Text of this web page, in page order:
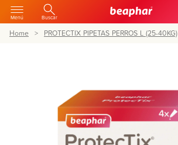
Menú Buscar
Home PROTECTIX PIPETAS PERROS L (25-40KG)